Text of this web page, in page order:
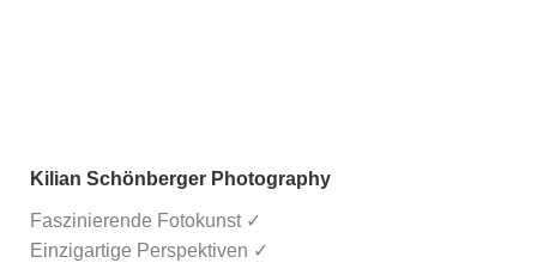
Kilian Schönberger Photography
Faszinierende Fotokunst ✓
Einzigartige Perspektiven ✓